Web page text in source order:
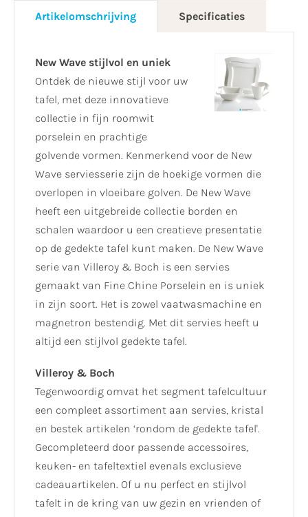
Artikelomschrijving Specificaties
New Wave stijlvol en uniek
Ontdek de nieuwe stijl voor uw
tafel, met deze innovatieve
collectie in fijn roomwit
porselein en prachtige
golvende vormen. Kenmerkend voor de New
Wave serviesserie zijn de hoekige vormen die
overlopen in vloeibare golven. De New Wave
heeft een uitgebreide collectie borden en
schalen waardoor u een creatieve presentatie
op de gedekte tafel kunt maken. De New Wave
serie van Villeroy & Boch is een servies
gemaakt van Fine Chine Porselein en is uniek
in zijn soort. Het is zowel vaatwasmachine en
magnetron bestendig. Met dit servies heeft u
altijd een stijlvol gedekte tafel.
Villeroy & Boch
Tegenwoordig omvat het segment tafelcultuur
een compleet assortiment aan servies, kristal
en bestek artikelen ‘rondom de gedekte tafel'.
Gecompleteerd door passende accessoires,
keuken- en tafeltextiel evenals exclusieve
cadeauartikelen. Of u nu perfect en stijlvol
tafelt in de kring van uw gezin en vrienden of